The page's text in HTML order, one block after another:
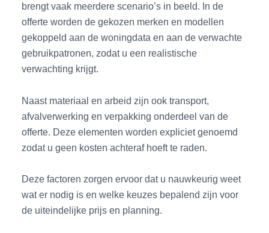
brengt vaak meerdere scenario’s in beeld. In de
offerte worden de gekozen merken en modellen
gekoppeld aan de woningdata en aan de verwachte
gebruikpatronen, zodat u een realistische
verwachting krijgt.
Naast materiaal en arbeid zijn ook transport,
afvalverwerking en verpakking onderdeel van de
offerte. Deze elementen worden expliciet genoemd
zodat u geen kosten achteraf hoeft te raden.
Deze factoren zorgen ervoor dat u nauwkeurig weet
wat er nodig is en welke keuzes bepalend zijn voor
de uiteindelijke prijs en planning.